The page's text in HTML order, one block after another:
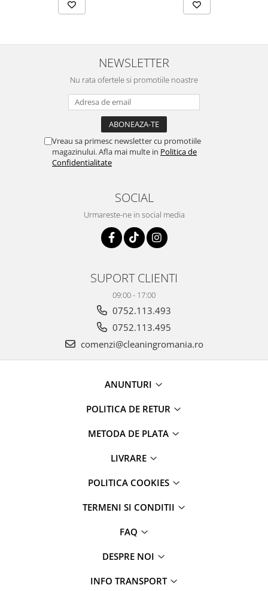
NEWSLETTER
Nu rata ofertele si promotiile noastre
Vreau sa primesc newsletter cu promotiile
magazinului. Afla mai multe in Politica de
Confidentialitate
SOCIAL
Urmareste-ne in social media
SUPORT CLIENTI
09:00 - 17:00
0752.113.493
0752.113.495
comenzi@cleaningromania.ro
ANUNTURI
POLITICA DE RETUR
METODA DE PLATA
LIVRARE
POLITICA COOKIES
TERMENI SI CONDITII
FAQ
DESPRE NOI
INFO TRANSPORT